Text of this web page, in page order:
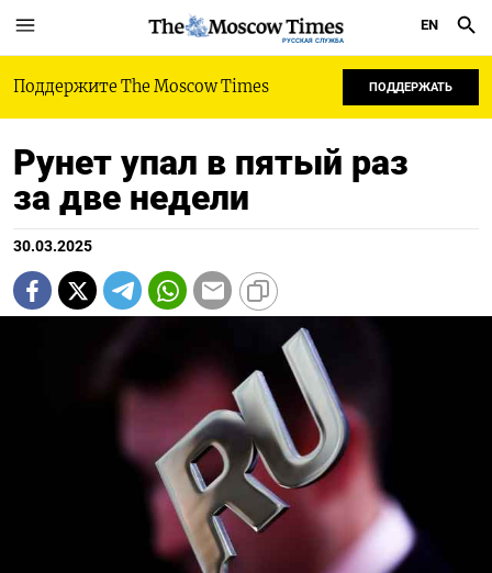
РУССКАЯ СЛУЖБА
EN
Поддержите The Moscow Times ПОДДЕРЖАТЬ
Рунет упал в пятый раз
за две недели
30.03.2025